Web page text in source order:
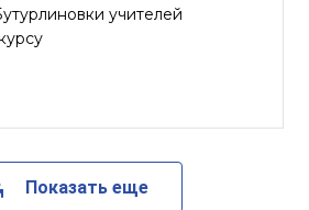
учителей
Показать еще